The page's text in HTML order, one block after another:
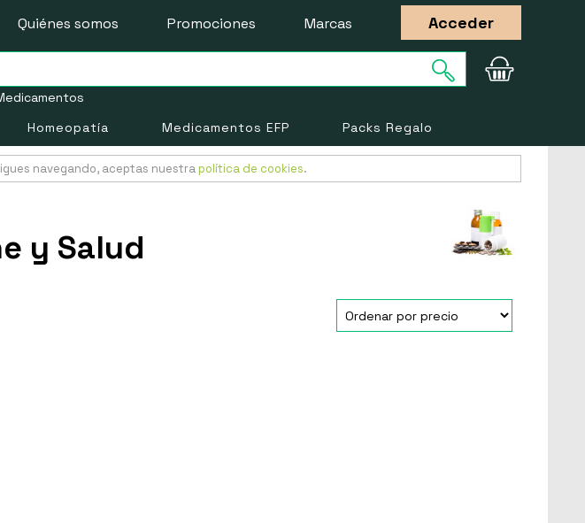
Quiénes somos Promociones Marcas Acceder
Homeopatía Medicamentos EFP Packs Regalo
navegando, aceptas nuestra política de cookies.
y Salud